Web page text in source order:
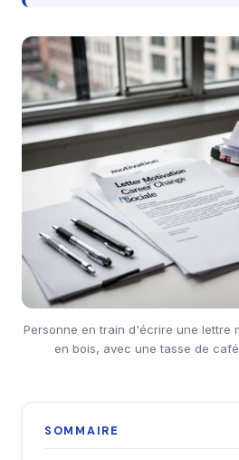
Personne en train d'écrire une lettre
en bois, avec une tasse de
SOMMAIRE